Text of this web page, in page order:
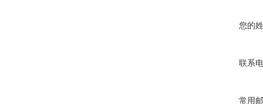
您的
联系
常用